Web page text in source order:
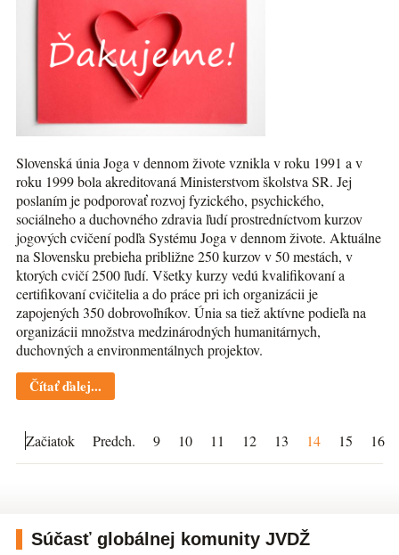
Slovenská únia Joga v dennom živote vznikla v roku 1991 a v
roku 1999 bola akreditovaná Ministerstvom školstva SR. Jej
poslaním je podporovať rozvoj fyzického, psychického,
sociálneho a duchovného zdravia ľudí prostredníctvom kurzov
jogových cvičení podľa Systému Joga v dennom živote. Aktuálne
na Slovensku prebieha približne 250 kurzov v 50 mestách, v
ktorých cvičí 2500 ľudí. Všetky kurzy vedú kvalifikovaní a
certifikovaní cvičitelia a do práce pri ich organizácii je
zapojených 350 dobrovoľníkov. Únia sa tiež aktívne podieľa na
organizácii množstva medzinárodných humanitárnych,
duchovných a environmentálnych projektov.
Čítať ďalej...
Začiatok Predch. 9 10 11 12 13 14 15 16
Súčasť globálnej komunity JVDŽ